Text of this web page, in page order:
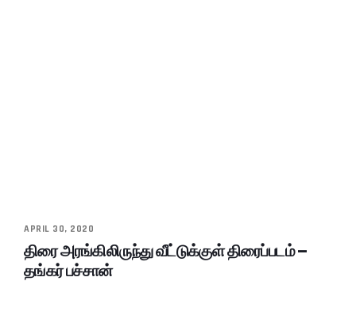
APRIL 30, 2020
திரை அரங்கிலிருந்து வீட்டுக்குள் திரைப்படம் –
தங்கர் பச்சான்